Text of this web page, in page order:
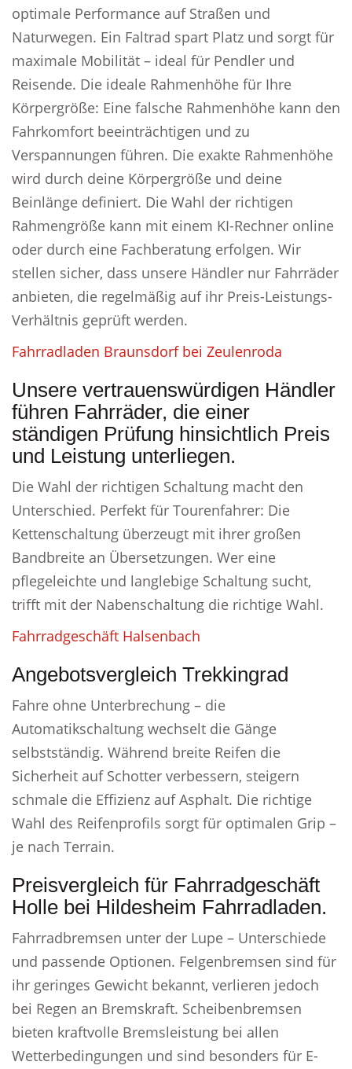
optimale Performance auf Straßen und
Naturwegen. Ein Faltrad spart Platz und sorgt für
maximale Mobilität – ideal für Pendler und
Reisende. Die ideale Rahmenhöhe für Ihre
Körpergröße: Eine falsche Rahmenhöhe kann den
Fahrkomfort beeinträchtigen und zu
Verspannungen führen. Die exakte Rahmenhöhe
wird durch deine Körpergröße und deine
Beinlänge definiert. Die Wahl der richtigen
Rahmengröße kann mit einem KI-Rechner online
oder durch eine Fachberatung erfolgen. Wir
stellen sicher, dass unsere Händler nur Fahrräder
anbieten, die regelmäßig auf ihr Preis-Leistungs-
Verhältnis geprüft werden.
Fahrradladen Braunsdorf bei Zeulenroda
Unsere vertrauenswürdigen Händler
führen Fahrräder, die einer
ständigen Prüfung hinsichtlich Preis
und Leistung unterliegen.
Die Wahl der richtigen Schaltung macht den
Unterschied. Perfekt für Tourenfahrer: Die
Kettenschaltung überzeugt mit ihrer großen
Bandbreite an Übersetzungen. Wer eine
pflegeleichte und langlebige Schaltung sucht,
trifft mit der Nabenschaltung die richtige Wahl.
Fahrradgeschäft Halsenbach
Angebotsvergleich Trekkingrad
Fahre ohne Unterbrechung – die
Automatikschaltung wechselt die Gänge
selbstständig. Während breite Reifen die
Sicherheit auf Schotter verbessern, steigern
schmale die Effizienz auf Asphalt. Die richtige
Wahl des Reifenprofils sorgt für optimalen Grip –
je nach Terrain.
Preisvergleich für Fahrradgeschäft
Holle bei Hildesheim Fahrradladen.
Fahrradbremsen unter der Lupe – Unterschiede
und passende Optionen. Felgenbremsen sind für
ihr geringes Gewicht bekannt, verlieren jedoch
bei Regen an Bremskraft. Scheibenbremsen
bieten kraftvolle Bremsleistung bei allen
Wetterbedingungen und sind besonders für E-